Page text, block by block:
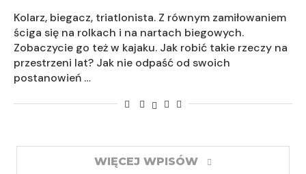
Kolarz, biegacz, triatlonista. Z równym zamiłowaniem
ściga się na rolkach i na nartach biegowych.
Zobaczycie go też w kajaku. Jak robić takie rzeczy na
przestrzeni lat? Jak nie odpaść od swoich
postanowień …
WIĘCEJ WPISÓW